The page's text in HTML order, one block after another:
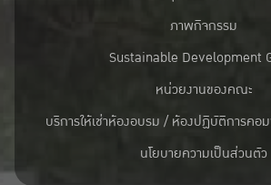
ภาพกิจกรรม
Sustainable Development
หน่วยงานของคณะ
บริการให้เช่าห้องอบรม / ห้องปฏิบัติการคอ
นโยบายความเป็นส่วนตัว